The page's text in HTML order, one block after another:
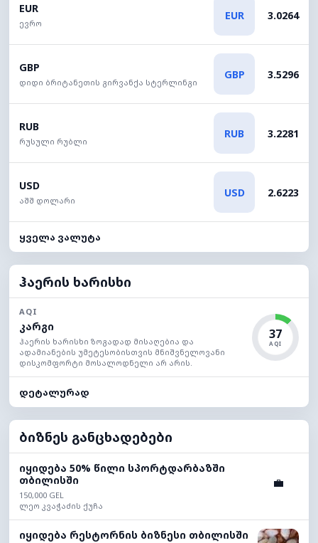
EUR
ევრო
EUR 3.0264
GBP
დიდი ბრიტანეთის გირვანქა სტერლინგი
GBP 3.5296
RUB
რუსული რუბლი
RUB 3.2281
USD
აშშ დოლარი
USD 2.6223
ყველა ვალუტა
ჰაერის ხარისხი
AQI
კარგი
ჰაერის ხარისხი ზოგადად მისაღებია და
ადამიანების უმეტესობისთვის მნიშვნელოვანი
დისკომფორტი მოსალოდნელი არ არის.
37
AQI
დეტალურად
ბიზნეს განცხადებები
იყიდება 50% წილი სპორტდარბაზში
თბილისში
150,000 GEL
ლეო კვაჭაძის ქუჩა
💼
იყიდება რესტორნის ბიზნესი თბილისში